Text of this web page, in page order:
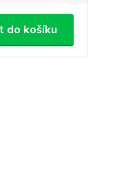
do košíku